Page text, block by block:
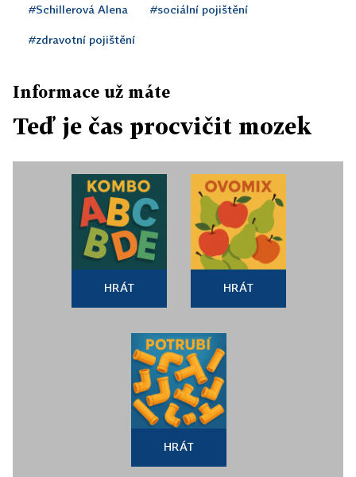
#Schillerová Alena #sociální pojištění
#zdravotní pojištění
Informace už máte
Teď je čas procvičit mozek
HRÁT HRÁT
HRÁT